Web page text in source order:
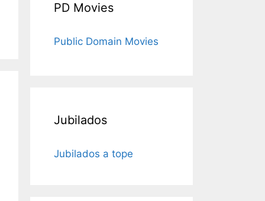
PD Movies
Public Domain Movies
Jubilados
Jubilados a tope